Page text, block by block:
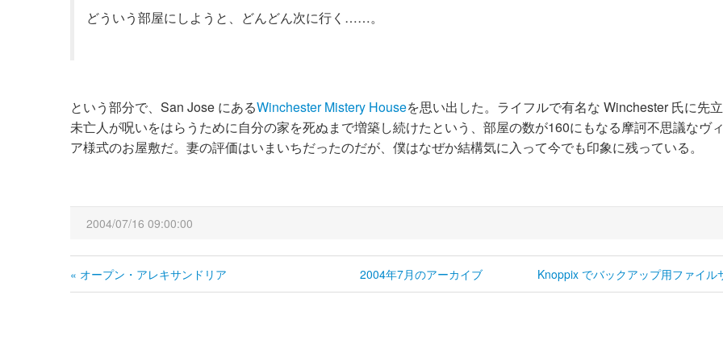
どういう部屋にしようと、どんどん次に行く……。
という部分で、San Jose にあるWinchester Mistery Houseを思い出した。ライフルで有名な Winchester 氏に先
未亡人が呪いをはらうために自分の家を死ぬまで増築し続けたという、部屋の数が160にもなる摩訶不思議なヴ
ア様式のお屋敷だ。妻の評価はいまいちだったのだが、僕はなぜか結構気に入って今でも印象に残っている。
2004/07/16 09:00:00
« オープン・アレキサンドリア 2004年7月のアーカイブ Knoppix でバックアップ用ファイル